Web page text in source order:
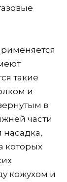
такие
и
в
части
насадка,
которых
кожухом и